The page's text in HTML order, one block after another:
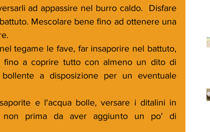
ad appassire nel burro caldo.  Disfare
Mescolare bene fino ad ottenere una
tegame le fave, far insaporire nel battuto,
fino a coprire tutto con almeno un dito di
a disposizione per un eventuale
e l'acqua bolle, versare i ditalini in
non prima da aver aggiunto un po' di